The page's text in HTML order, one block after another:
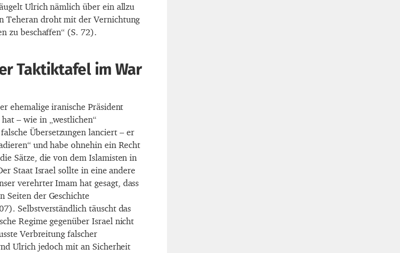
Ulrich nämlich über ein allzu
Teheran droht mit der Vernichtung
zu beschaffen“ (S. 72).
Taktiktafel im War
ehemalige iranische Präsident
– wie in „westlichen“
Übersetzungen lanciert – er
und habe ohnehin ein Recht
Sätze, die von dem Islamisten in
Staat Israel sollte in eine andere
verehrter Imam hat gesagt, dass
Seiten der Geschichte
Selbstverständlich täuscht das
Regime gegenüber Israel nicht
Verbreitung falscher
Ulrich jedoch mit an Sicherheit